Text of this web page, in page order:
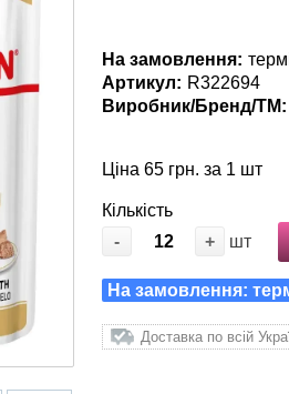
На замовлення:
Артикул: R322694
Виробник/Бренд/ТМ:
Ціна 65 грн. за 1 шт
Кількість
-
+ шт
На замовлення:
Доставка по всій